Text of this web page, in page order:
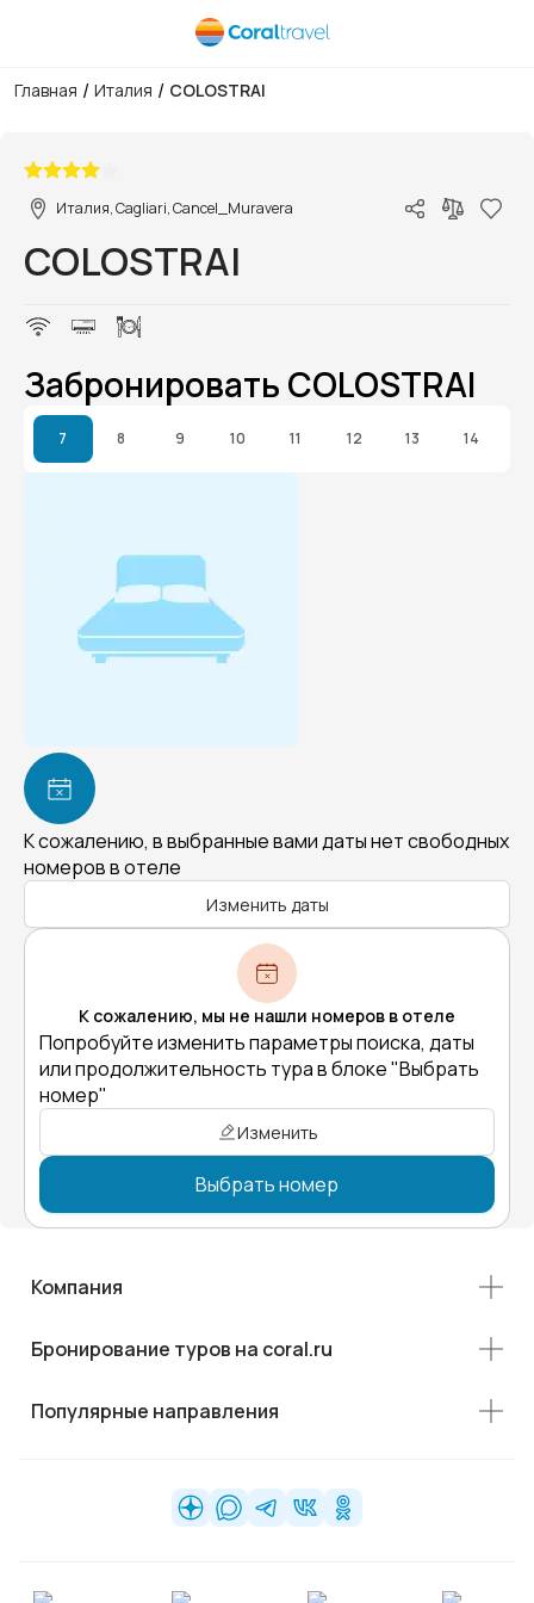
Главная / Италия / COLOSTRAI
Италия, Cagliari, Cancel_Muravera
COLOSTRAI
Забронировать COLOSTRAI
7 8 9 10 11 12 13 14
К сожалению, в выбранные вами даты нет свободных
номеров в отеле
Изменить даты
К сожалению, мы не нашли номеров в отеле
Попробуйте изменить параметры поиска, даты
или продолжительность тура в блоке "Выбрать
номер"
Изменить
Выбрать номер
Компания
Бронирование туров на coral.ru
Популярные направления